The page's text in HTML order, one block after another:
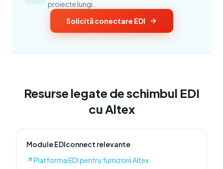
proiecte lungi.
Solicită conectare EDI
Resurse legate de schimbul EDI
cuAltex
Module EDIconnect relevante
Platforma EDI pentru furnizorii Altex